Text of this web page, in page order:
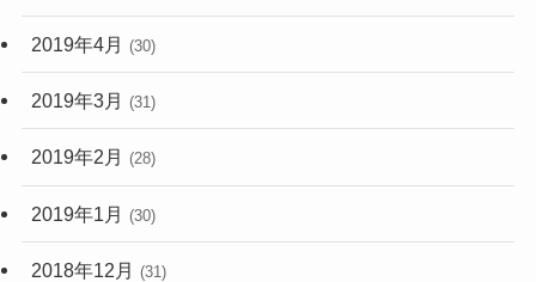
2019年4月 (30)
2019年3月 (31)
2019年2月 (28)
2019年1月 (30)
2018年12月 (31)